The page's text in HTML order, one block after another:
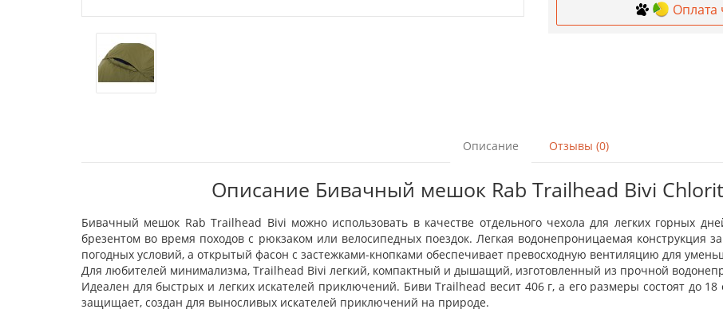
Оплата
Описание Отзывы (0)
Описание Бивачный мешок Rab Trailhead Bivi
Бивачный мешок Rab Trailhead Bivi можно использовать в качестве отдельного чехола для легких горных
брезентом во время походов с рюкзаком или велосипедных поездок. Легкая водонепроницаемая
погодных условий, а открытый фасон с застежками-кнопками обеспечивает превосходную вентиляцию для
Для любителей минимализма, Trailhead Bivi легкий, компактный и дышащий, изготовленный из прочной
Идеален для быстрых и легких искателей приключений. Биви Trailhead весит 406 г, а его размеры состоят до
защищает, создан для выносливых искателей приключений на природе.